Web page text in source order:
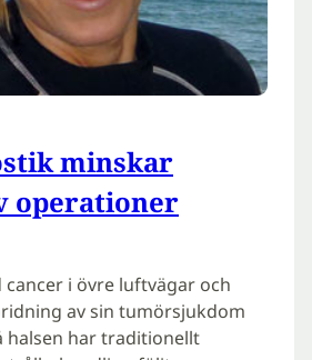
minskar
operationer
cancer i övre luftvägar och
av sin tumörsjukdom
har traditionellt